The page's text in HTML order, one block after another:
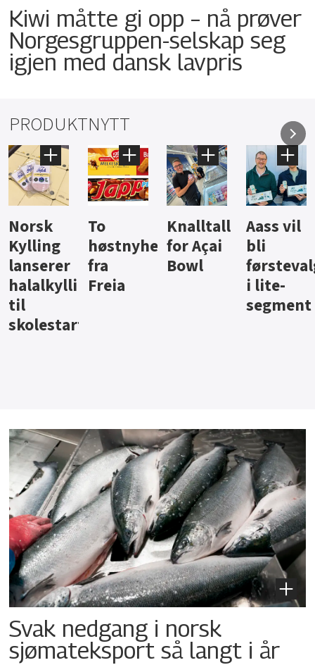
Kiwi måtte gi opp – nå prøver
Norgesgruppen-selskap seg
igjen med dansk lavpris
PRODUKTNYTT
Knalltall
for Açai
Bowl
Aass vil
bli
førstevalg
i lite-
Brus og
jus fra
Berentsen
Hard
iste fra
Hansa
Svak nedgang i norsk
sjømateksport så langt i år